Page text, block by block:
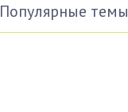
Популярные темы